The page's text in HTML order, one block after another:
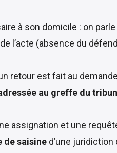
à son domicile : on
l’acte (absence du
retour est fait au
au greffe du
assignation et une
de saisine d’une